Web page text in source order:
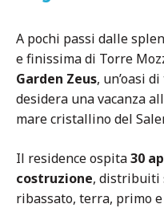
A pochi passi dalle
e finissima di Torre
Garden Zeus, un’oasi
desidera una vacanza
mare cristallino del
Il residence ospita30
costruzione, distribuiti
ribassato, terra, primo